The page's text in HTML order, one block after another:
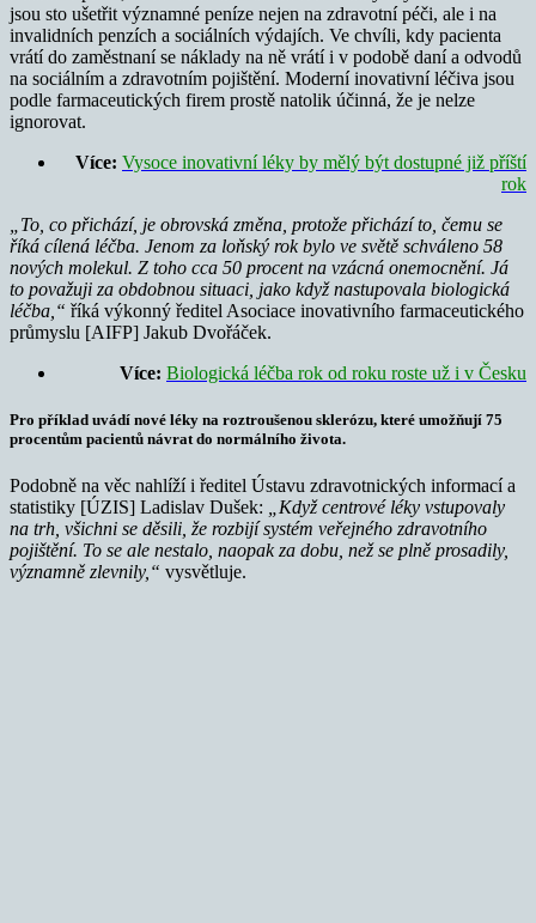
jsou sto ušetřit významné peníze nejen na zdravotní péči, ale i na
invalidních penzích a sociálních výdajích. Ve chvíli, kdy pacienta
vrátí do zaměstnaní se náklady na ně vrátí i v podobě daní a odvodů
na sociálním a zdravotním pojištění. Moderní inovativní léčiva jsou
podle farmaceutických firem prostě natolik účinná, že je nelze
ignorovat.
Více: Vysoce inovativní léky by mělý být dostupné již příští
rok
„To, co přichází, je obrovská změna, protože přichází to, čemu se
říká cílená léčba. Jenom za loňský rok bylo ve světě schváleno 58
nových molekul. Z toho cca 50 procent na vzácná onemocnění. Já
to považuji za obdobnou situaci, jako když nastupovala biologická
léčba,“ říká výkonný ředitel Asociace inovativního farmaceutického
průmyslu [AIFP] Jakub Dvořáček.
Více: Biologická léčba rok od roku roste už i v Česku
Pro příklad uvádí nové léky na roztroušenou sklerózu, které umožňují 75
procentům pacientů návrat do normálního života.
Podobně na věc nahlíží i ředitel Ústavu zdravotnických informací a
statistiky [ÚZIS] Ladislav Dušek:
„Když centrové léky vstupovaly
na trh, všichni se děsili, že rozbijí systém veřejného zdravotního
pojištění. To se ale nestalo, naopak za dobu, než se plně prosadily,
významně zlevnily,“ vysvětluje.